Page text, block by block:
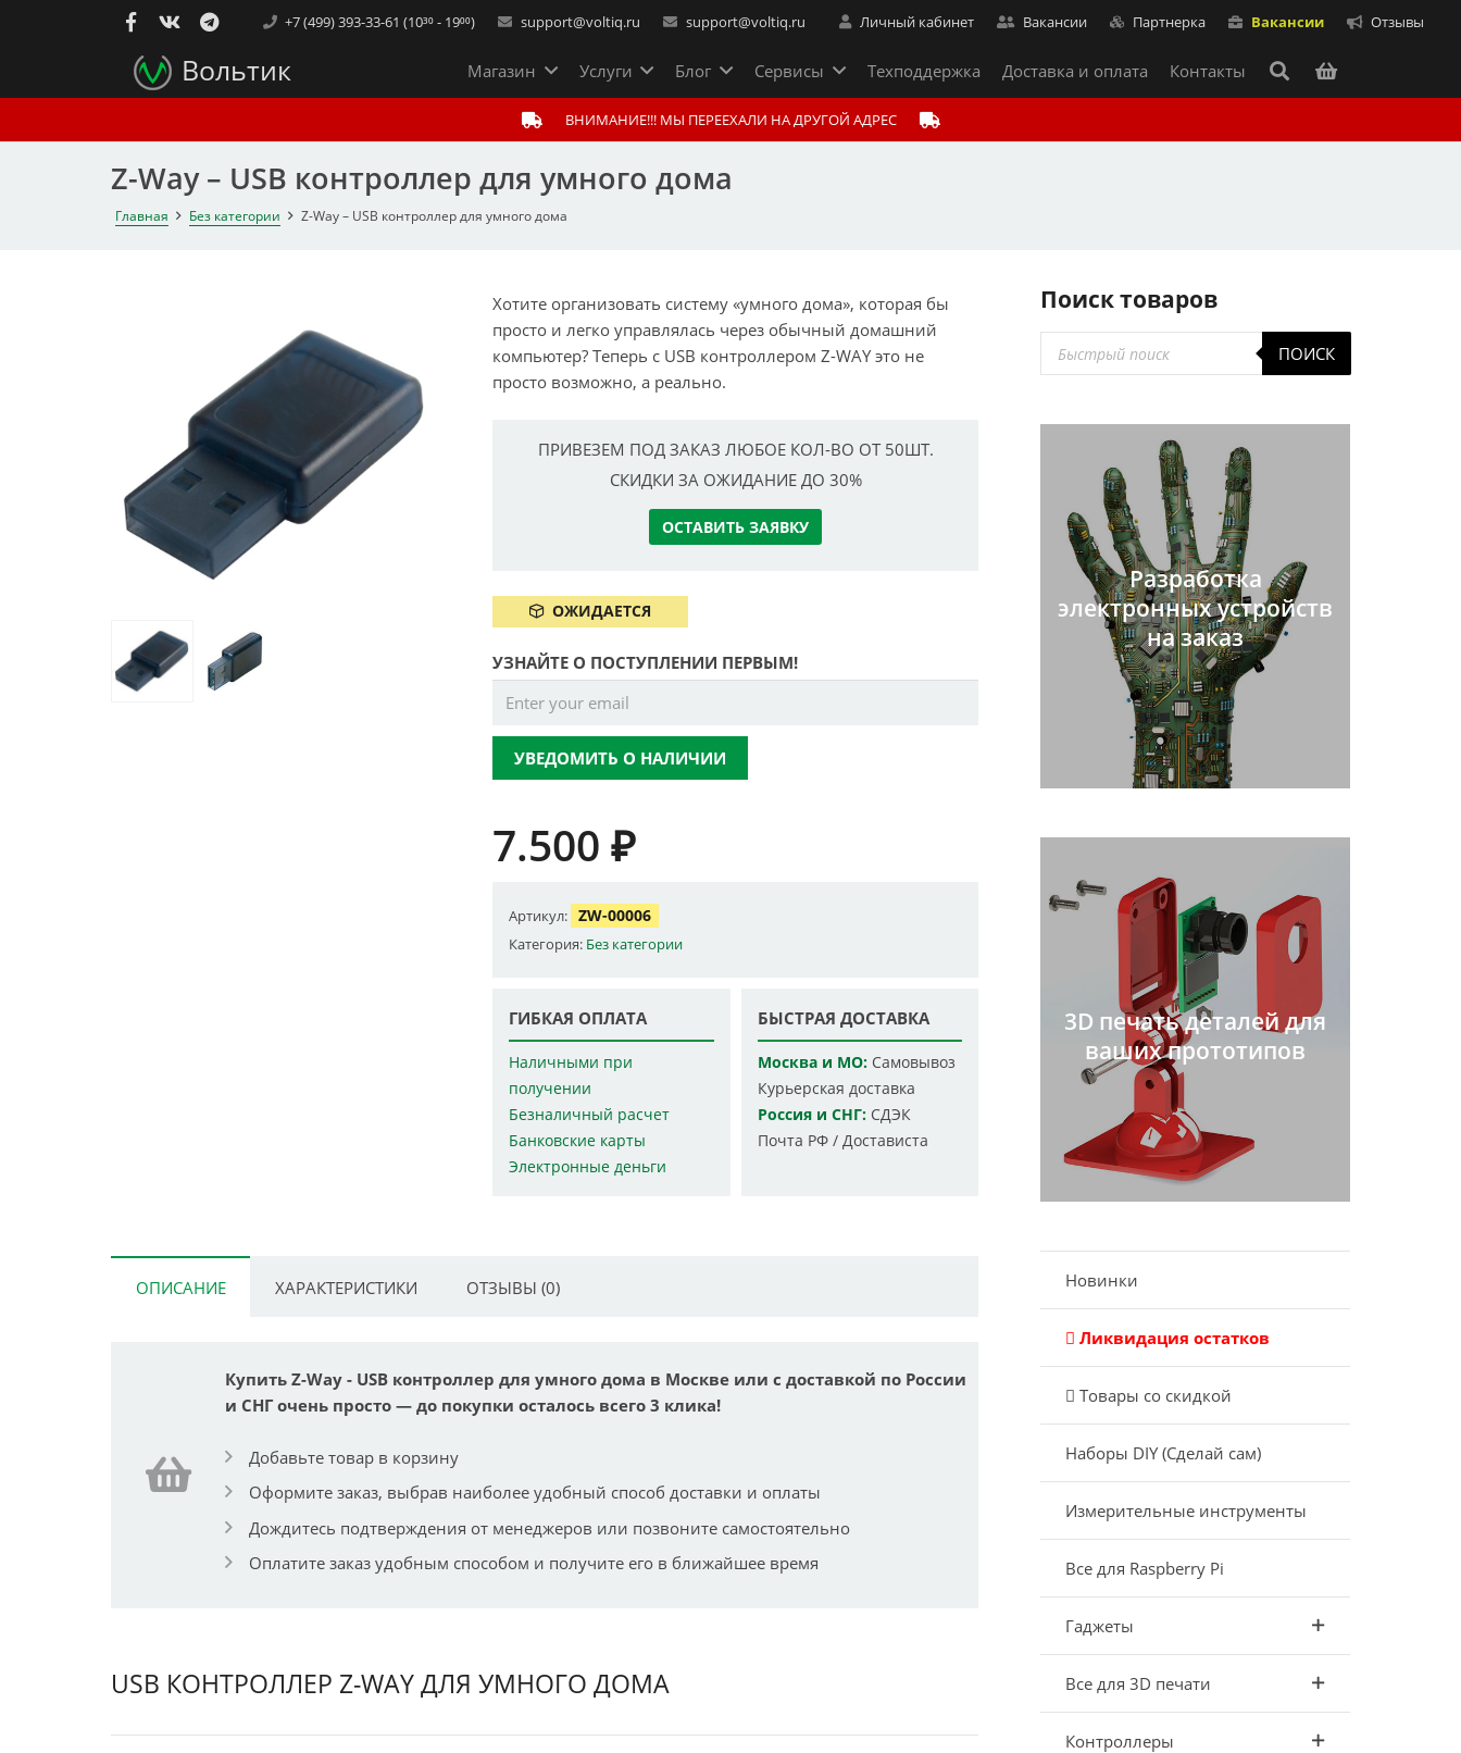
+7 (499) 393-33-61 (10³⁰ - 19⁰⁰) support@voltiq.ru support@voltiq.ru Личный кабинет Вакансии Партнерка Вакансии Отзывы
Вольтик Магазин Услуги Блог Сервисы Техподдержка Доставка и оплата Контакты
ВНИМАНИЕ!!! МЫ ПЕРЕЕХАЛИ НА ДРУГОЙ АДРЕС
Z-Way – USB контроллер для умного дома
Главная Без категории Z-Way – USB контроллер для умного дома
Хотите организовать систему «умного дома», которая бы
просто и легко управлялась через обычный домашний
компьютер? Теперь с USB контроллером Z-WAY это не
просто возможно, а реально.
ПРИВЕЗЕМ ПОД ЗАКАЗ ЛЮБОЕ КОЛ-ВО ОТ 50ШТ.
СКИДКИ ЗА ОЖИДАНИЕ ДО 30%
ОСТАВИТЬ ЗАЯВКУ
ОЖИДАЕТСЯ
УЗНАЙТЕ О ПОСТУПЛЕНИИ ПЕРВЫМ!
УВЕДОМИТЬ О НАЛИЧИИ
7.500₽
Артикул: ZW-00006
Категория: Без категории
ГИБКАЯ ОПЛАТА
Наличными при
получении
Безналичный расчет
Банковские карты
Электронные деньги
БЫСТРАЯ ДОСТАВКА
Москва и МО:Самовывоз
Курьерская доставка
Россия и СНГ:СДЭК
Почта РФ / Достависта
ОПИСАНИЕ ХАРАКТЕРИСТИКИ ОТЗЫВЫ (0)
Купить Z-Way - USB контроллер для умного дома в Москве или с доставкой по России
и СНГ очень просто — до покупки осталось всего 3 клика!
Добавьте товар в корзину
Оформите заказ, выбрав наиболее удобный способ доставки и оплаты
Дождитесь подтверждения от менеджеров или позвоните самостоятельно
Оплатите заказ удобным способом и получите его в ближайшее время
USB КОНТРОЛЛЕР Z-WAY ДЛЯ УМНОГО ДОМА
Поиск товаров
Поиск
товаров
ПОИСК
Разработка
электронных устройств
на заказ
3D печать деталей для
ваших прототипов
Новинки
Ликвидация остатков
Товары со скидкой
Наборы DIY (Сделай сам)
Измерительные инструменты
Все для Raspberry Pi
Гаджеты
Все для 3D печати
Контроллеры